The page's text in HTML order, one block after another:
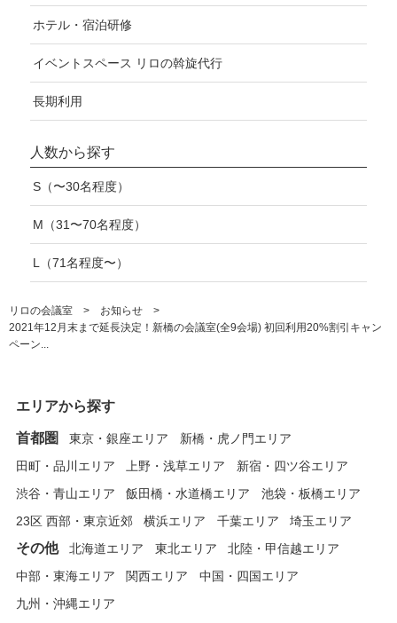
ホテル・宿泊研修
イベントスペース リロの斡旋代行
長期利用
人数から探す
S（〜30名程度）
M（31〜70名程度）
L（71名程度〜）
リロの会議室
お知らせ
2021年12月末まで延長決定！新橋の会議室(全9会場) 初回利用20%割引キャン
ペーン...
エリアから探す
首都圏 東京・銀座エリア
新橋・虎ノ門エリア
田町・品川エリア
上野・浅草エリア
新宿・四ツ谷エリア
渋谷・青山エリア
飯田橋・水道橋エリア
池袋・板橋エリア
23区 西部・東京近郊
横浜エリア 千葉エリア 埼玉エリア
その他 北海道エリア 東北エリア
北陸・甲信越エリア
中部・東海エリア
関西エリア
中国・四国エリア
九州・沖縄エリア